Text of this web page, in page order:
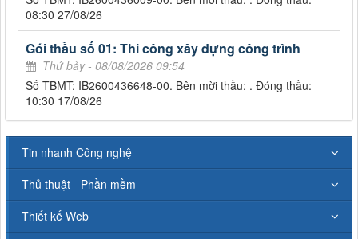
08:30 27/08/26
Gói thầu số 01: Thi công xây dựng công trình
Thứ bảy - 08/08/2026 09:54
Số TBMT: IB2600436648-00. Bên mời thầu: . Đóng thầu:
10:30 17/08/26
Tin nhanh Công nghệ
Thủ thuật - Phần mềm
Thiết kế Web